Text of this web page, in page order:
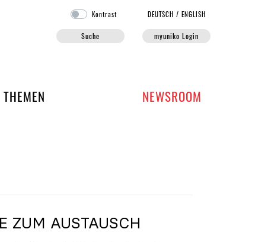
Kontrast DEUTSCH /ENGLISH
Suche myuniko Login
DER UNIKO
THEMEN NEWSROOM
ZUM AUSTAUSCH